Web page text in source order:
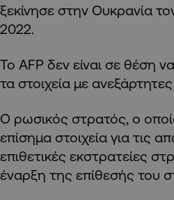
ξεκίνησε στην Ουκρανία
2022.
Το AFP δεν είναι σε θέση
τα στοιχεία με
Ο ρωσικός στρατός, ο
επίσημα στοιχεία για τις
επιθετικές εκστρατείες
έναρξη της επίθεσής του